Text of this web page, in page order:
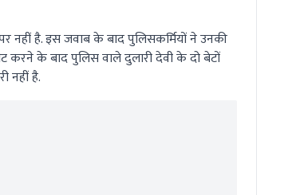
नहीं है. इस जवाब के बाद पुलिसकर्मियों ने उनकी
करने के बाद पुलिस वाले दुलारी देवी के दो बेटों
नहीं है.